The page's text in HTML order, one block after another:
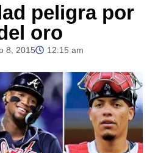
peligra por
oro
8, 2015
12:15 am